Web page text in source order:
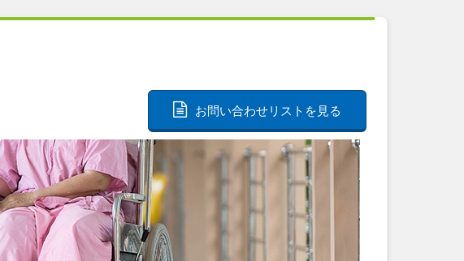
お問い合わせリストを見る